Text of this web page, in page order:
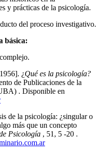
y prácticas de la psicología.
del proceso investigativo.
básica:
¿Qué es la psicología?
de Publicaciones de la
. Disponible en
de la psicología: ¿singular o
más que un concepto
Psicología , 51, 5 -20 .